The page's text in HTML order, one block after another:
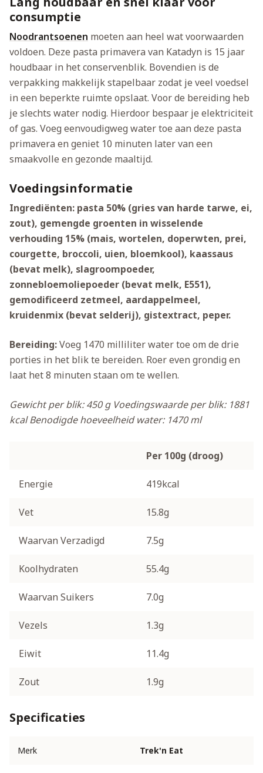
consumptie
Noodrantsoenen moeten aan heel wat voorwaarden
voldoen. Deze pasta primavera van Katadyn is 15 jaar
houdbaar in het conservenblik. Bovendien is de
verpakking makkelijk stapelbaar zodat je veel voedsel
in een beperkte ruimte opslaat. Voor de bereiding heb
je slechts water nodig. Hierdoor bespaar je elektriciteit
of gas. Voeg eenvoudigweg water toe aan deze pasta
primavera en geniet 10 minuten later van een
smaakvolle en gezonde maaltijd.
Voedingsinformatie
Ingrediënten: pasta 50% (gries van harde tarwe, ei,
zout), gemengde groenten in wisselende
verhouding 15% (mais, wortelen, doperwten, prei,
courgette, broccoli, uien, bloemkool), kaassaus
(bevat melk), slagroompoeder,
zonnebloemoliepoeder (bevat melk, E551),
gemodificeerd zetmeel, aardappelmeel,
kruidenmix (bevat selderij), gistextract, peper.
Bereiding:Voeg 1470 milliliter water toe om de drie
porties in het blik te bereiden. Roer even grondig en
laat het 8 minuten staan om te wellen.
Gewicht per blik: 450 gVoedingswaarde per blik: 1881
kcalBenodigde hoeveelheid water: 1470 ml
Per 100g (droog)
Energie 419kcal
Vet 15.8g
Waarvan Verzadigd 7.5g
Koolhydraten 55.4g
Waarvan Suikers 7.0g
Vezels 1.3g
Eiwit 11.4g
Zout 1.9g
Specificaties
Merk Trek'n Eat